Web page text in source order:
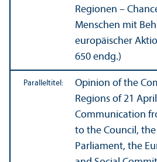
Regionen –
Menschen mit
europäischer
650 endg.)
Paralleltitel:
Opinion of the
Regions of 21
Communication
to the Council,
Parliament, the